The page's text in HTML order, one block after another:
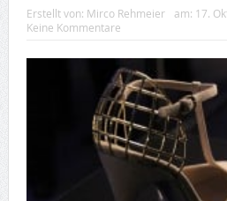
Erstellt von: Mirco Rehmeier am: 17.
Keine Kommentare